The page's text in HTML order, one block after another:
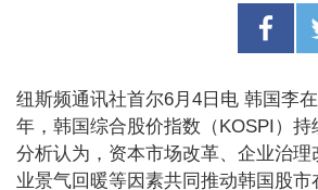
纽斯频通讯社首尔6月4日电 韩国李
年，韩国综合股价指数（KOSPI）持
分析认为，资本市场改革、企业治
业景气回暖等因素共同推动韩国股市